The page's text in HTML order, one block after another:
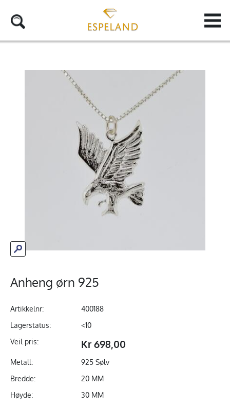
Anheng ørn 925
Artikkelnr:
400188
Lagerstatus:
<10
Veil pris:
Kr 698,00
Metall:
925 Sølv
Bredde:
20 MM
Høyde:
30 MM